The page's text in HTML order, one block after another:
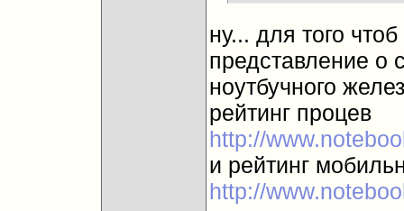
ну... для того
представление о
ноутбучного
рейтинг процев
http://
и рейтинг
http://